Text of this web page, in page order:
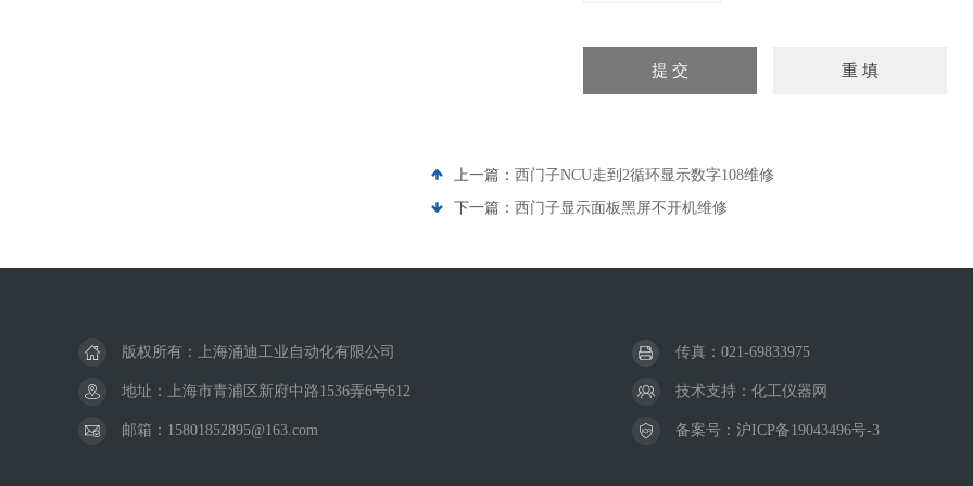
上一篇： 西门子NCU走到2循环显示数字108维修
下一篇： 西门子显示面板黑屏不开机维修
版权所有：上海涌迪工业自动化有限公司 传真：021-69833975
地址：上海市青浦区新府中路1536弄6号612 技术支持： 化工仪器网
邮箱：15801852895@163.com 备案号： 沪ICP备19043496号-3